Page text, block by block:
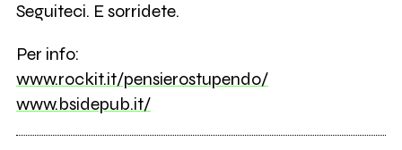
Seguiteci. E sorridete.
Per info:
www.rockit.it/pensierostupendo/
www.bsidepub.it/